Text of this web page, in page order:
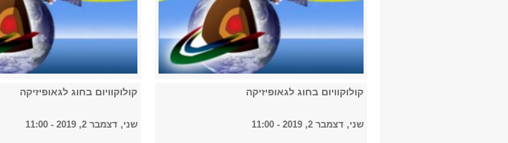
קולוקוויום בחוג לגאופיזיקה
שני, דצמבר 2, 2019 - 11:00
קולוקוויום בחוג לגאופיזיקה
שני, דצמבר 2, 2019 - 11:00